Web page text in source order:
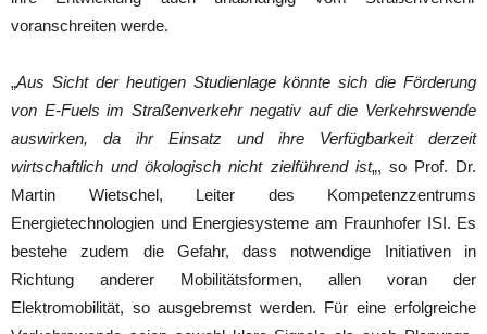
voranschreiten werde.
„Aus Sicht der heutigen Studienlage könnte sich die Förderung
von E-Fuels im Straßenverkehr negativ auf die Verkehrswende
auswirken, da ihr Einsatz und ihre Verfügbarkeit derzeit
wirtschaftlich und ökologisch nicht zielführend ist„, so Prof. Dr.
Martin Wietschel, Leiter des Kompetenzzentrums
Energietechnologien und Energiesysteme am Fraunhofer ISI. Es
bestehe zudem die Gefahr, dass notwendige Initiativen in
Richtung anderer Mobilitätsformen, allen voran der
Elektromobilität, so ausgebremst werden. Für eine erfolgreiche